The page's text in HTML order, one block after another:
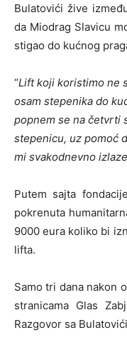
Bulatovići žive
da Miodrag Slavicu
stigao do kućnog
“Lift koji koristimo ne
osam stepenika do
popnem se na četvrti
stepenicu, uz pomoć
mi svakodnevno
Putem sajta
pokrenuta
9000 eura koliko bi
lifta.
Samo tri dana nakon
stranicama Glas
Razgovor sa